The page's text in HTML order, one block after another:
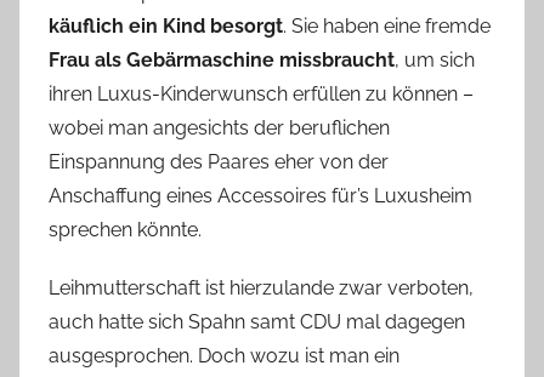
käuflich ein Kind besorgt. Sie haben eine fremde
Frau als Gebärmaschine missbraucht, um sich
ihren Luxus-Kinderwunsch erfüllen zu können –
wobei man angesichts der beruflichen
Einspannung des Paares eher von der
Anschaffung eines Accessoires für’s Luxusheim
sprechen könnte.
Leihmutterschaft ist hierzulande zwar verboten,
auch hatte sich Spahn samt CDU mal dagegen
ausgesprochen. Doch wozu ist man ein